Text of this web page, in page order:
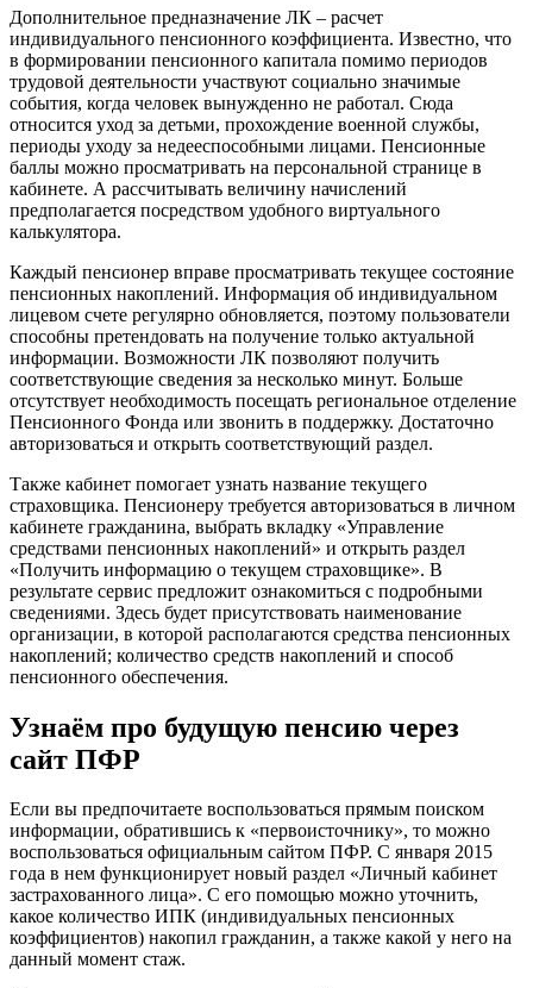
Дополнительное предназначение ЛК – расчет
индивидуального пенсионного коэффициента. Известно, что
в формировании пенсионного капитала помимо периодов
трудовой деятельности участвуют социально значимые
события, когда человек вынужденно не работал. Сюда
относится уход за детьми, прохождение военной службы,
периоды уходу за недееспособными лицами. Пенсионные
баллы можно просматривать на персональной странице в
кабинете. А рассчитывать величину начислений
предполагается посредством удобного виртуального
калькулятора.
Каждый пенсионер вправе просматривать текущее состояние
пенсионных накоплений. Информация об индивидуальном
лицевом счете регулярно обновляется, поэтому пользователи
способны претендовать на получение только актуальной
информации. Возможности ЛК позволяют получить
соответствующие сведения за несколько минут. Больше
отсутствует необходимость посещать региональное отделение
Пенсионного Фонда или звонить в поддержку. Достаточно
авторизоваться и открыть соответствующий раздел.
Также кабинет помогает узнать название текущего
страховщика. Пенсионеру требуется авторизоваться в личном
кабинете гражданина, выбрать вкладку «Управление
средствами пенсионных накоплений» и открыть раздел
«Получить информацию о текущем страховщике». В
результате сервис предложит ознакомиться с подробными
сведениями. Здесь будет присутствовать наименование
организации, в которой располагаются средства пенсионных
накоплений; количество средств накоплений и способ
пенсионного обеспечения.
Узнаём про будущую пенсию через
сайт ПФР
Если вы предпочитаете воспользоваться прямым поиском
информации, обратившись к «первоисточнику», то можно
воспользоваться официальным сайтом ПФР. С января 2015
года в нем функционирует новый раздел «Личный кабинет
застрахованного лица». С его помощью можно уточнить,
какое количество ИПК (индивидуальных пенсионных
коэффициентов) накопил гражданин, а также какой у него на
данный момент стаж.